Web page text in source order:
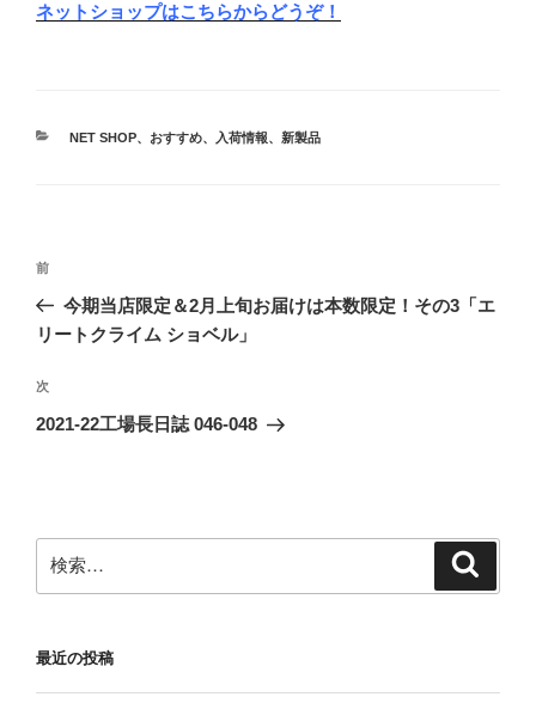
ネットショップはこちらからどうぞ！
カ
NET SHOP、 おすすめ、 入荷情報、 新製品
投
ナ
ゲ
ー
前
の
投
前
今期当店限定＆2月上旬お届けは本数限定！その3「エ
リートクライム ショベル」
次
の
次
2021-22工場長日誌 046-048
索:
最近の投稿